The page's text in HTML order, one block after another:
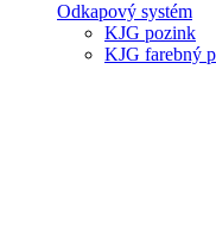
Odkapový systém
KJG pozink
KJG farebný